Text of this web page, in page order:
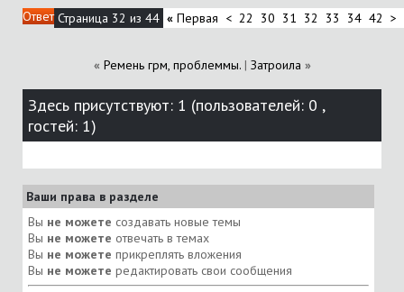
Ответ Страница 32 из 44 « Первая < 22 30 31 32 33 34 42 >
« Ремень грм, проблеммы.| Затроила »
Здесь присутствуют: 1 (пользователей: 0 ,
гостей: 1)
Ваши права в разделе
Вы не можете создавать новые темы
Вы не можете отвечать в темах
Вы не можете прикреплять вложения
Вы не можете редактировать свои сообщения